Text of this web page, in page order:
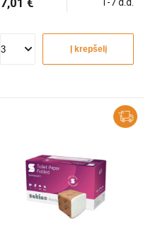
7,01 € 1-7 d.d.
Į krepšelį